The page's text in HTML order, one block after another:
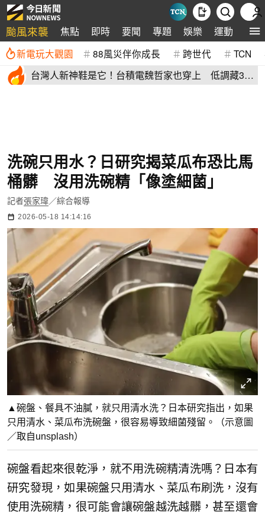
颱風來襲 焦點 即時 要聞 專題 娛樂 運動 全球
新電玩大觀園 88風災伴你成長 跨世代 TCN
台灣人新神鞋是它！台積電魏哲家也穿上 低調藏38
洗碗只用水？日研究揭菜瓜布恐比馬
桶髒 沒用洗碗精「像塗細菌」
記者張家瑋／綜合報導
2026-05-18 14:14:16
▲碗盤、餐具不油膩，就只用清水洗？日本研究指出，如果
只用清水、菜瓜布洗碗盤，很容易導致細菌殘留。（示意圖
／取自unsplash）
碗盤看起來很乾淨，就不用洗碗精清洗嗎？日本有
研究發現，如果碗盤只用清水、菜瓜布刷洗，沒有
使用洗碗精，很可能會讓碗盤越洗越髒，甚至還會